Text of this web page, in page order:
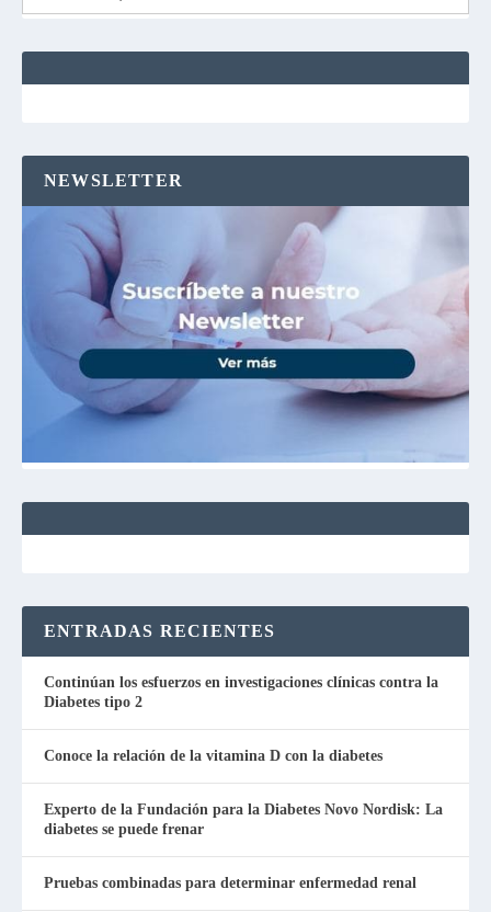
NEWSLETTER
ENTRADAS RECIENTES
Continúan los esfuerzos en investigaciones clínicas contra la
Diabetes tipo 2
Conoce la relación de la vitamina D con la diabetes
Experto de la Fundación para la Diabetes Novo Nordisk: La
diabetes se puede frenar
Pruebas combinadas para determinar enfermedad renal